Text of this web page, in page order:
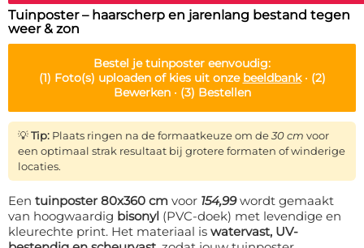
Tuinposter – haarscherp en jarenlang bestand tegen
weer & zon
Bestel jetuinposter eenvoudig:
(1) Foto(s) uploaden of kies uit onze beeldbank· (2)
Bewerken · (3) Bestellen
💡Tip: Plaats ringen na de formaatkeuze om de30 cm voor
een optimaal strak resultaat bij grotere formaten of winderige
locaties.
Een tuinposter 80x360 cm voor 154,99wordt gemaakt
van hoogwaardig bisonyl (PVC-doek) met levendige en
kleurechte print. Het materiaal is watervast, UV-